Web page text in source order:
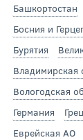
Башкортостан
Босния и
Бурятия
Владимирская
Вологодская
Германия
Еврейская АО